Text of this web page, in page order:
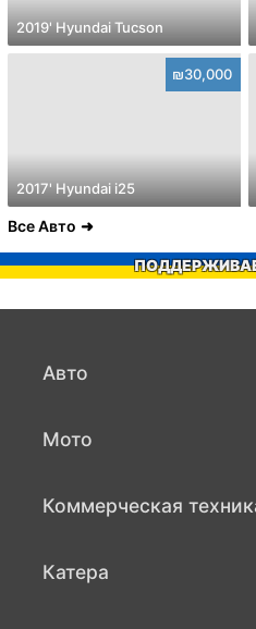
2019' Hyundai Tucson
₪30,000
2017' Hyundai i25
Все Авто
Авто
Мото
Коммерческая
Катера